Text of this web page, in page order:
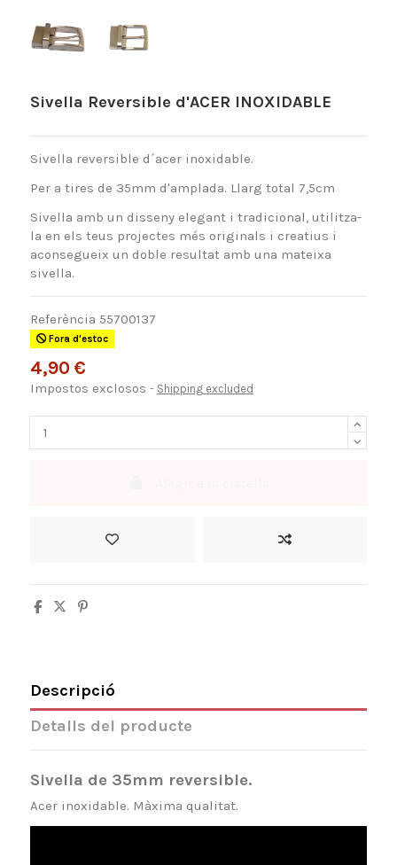
Sivella Reversible d'ACER INOXIDABLE
Sivella reversible d´acer inoxidable.
Per a tires de 35mm d'amplada. Llarg total 7,5cm
Sivella amb un disseny elegant i tradicional, utilitza-
la en els teus projectes més originals i creatius i
aconsegueix un doble resultat amb una mateixa
sivella.
Referència 55700137
Fora d'estoc
4,90 €
Impostos exclosos Shipping excluded
Descripció
Detalls del producte
Sivella de 35mm reversible.
Acer inoxidable. Màxima qualitat.